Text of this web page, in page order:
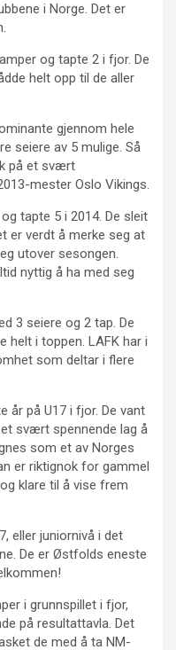
i Norge. Det er
og tapte 2 i fjor. De
helt opp til de aller
gjennom hele
seiere av 5 mulige. Så
på et svært
mester Oslo Vikings.
tapte 5 i 2014. De sleit
er verdt å merke seg at
utover sesongen.
nyttig å ha med seg
3 seiere og 2 tap. De
helt i toppen. LAFK har i
som deltar i flere
år på U17 i fjor. De vant
svært spennende lag å
som et av Norges
er riktignok for gammel
klare til å vise frem
eller juniornivå i det
De er Østfolds eneste
i grunnspillet i fjor,
på resultattavla. Det
de med å ta NM-